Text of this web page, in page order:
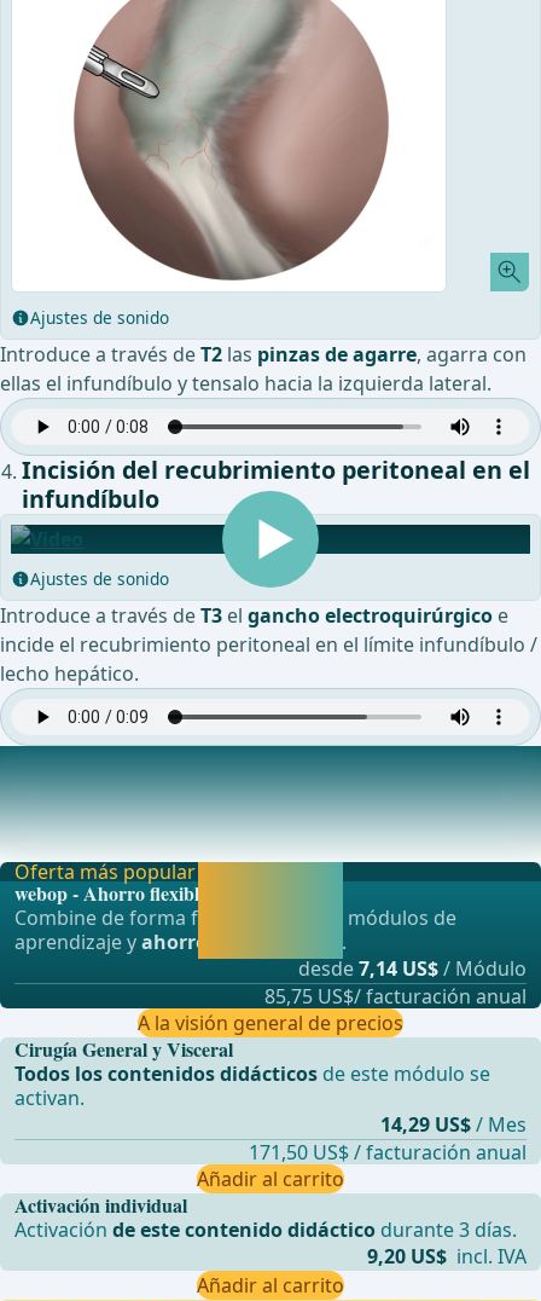
Ajustes de sonido
Introduce a través deT2 las pinzas de agarre, agarra con
ellas el infundíbulo y tensalo hacia la izquierda lateral.
Incisión del recubrimiento peritoneal en el
infundíbulo
Ajustes de sonido
Introduce a través deT3 el gancho electroquirúrgico e
incide el recubrimiento peritoneal en el límite infundíbulo /
lecho hepático.
Preparación del conducto cístico y la arteria cística
Mantén la vesícula biliar sujeta con la pinza de agarre en el
infundíbulo bajo tracción y prepara p
Activación individual
Activaciónde este contenido didáctico durante 3 días.
9,20 US$ incl. IVA
Añadir al carrito
Oferta más popular
webop - Ahorro flexible
Combine de forma flexible nuestros módulos de
aprendizaje yahorre hasta un 50% .
desde7,14 US$/ Módulo
85,75 US$/ facturación anual
A la visión general de precios
Cirugía General y Visceral
Todos los contenidos didácticos de este módulo se
activan.
14,29 US$/ Mes
171,50 US$ / facturación anual
Añadir al carrito